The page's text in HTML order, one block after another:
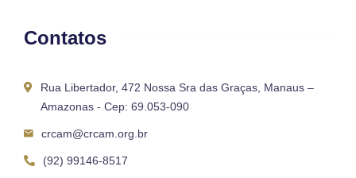
Contatos
Rua Libertador, 472 Nossa Sra das Graças, Manaus –
Amazonas - Cep: 69.053-090
crcam@crcam.org.br
(92) 99146-8517